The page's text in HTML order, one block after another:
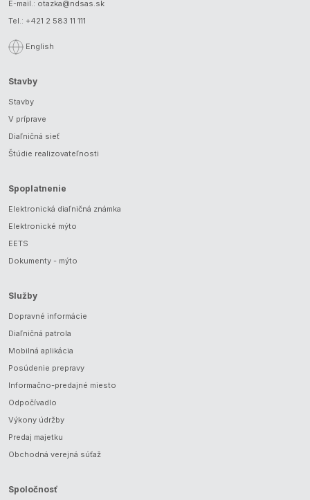
E-mail.: otazka@ndsas.sk
Tel.: +421 2 583 11 111
English
Stavby
Stavby
V príprave
Diaľničná sieť
Štúdie realizovateľnosti
Spoplatnenie
Elektronická diaľničná známka
Elektronické mýto
EETS
Dokumenty - mýto
Služby
Dopravné informácie
Diaľničná patrola
Mobilná aplikácia
Posúdenie prepravy
Informačno-predajné miesto
Odpočívadlo
Výkony údržby
Predaj majetku
Obchodná verejná súťaž
Spoločnosť